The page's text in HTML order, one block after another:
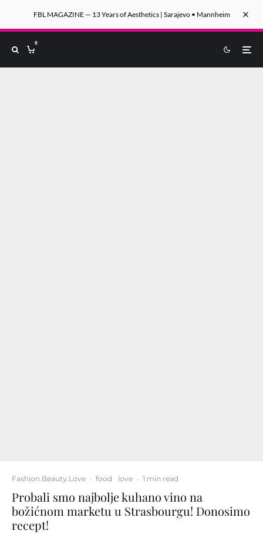
FBL MAGAZINE — 13 Years of Aesthetics | Sarajevo • Mannheim
0
Fashion.Beauty.Love · food love · 1 min read
Probali smo najbolje kuhano vino na
božićnom marketu u Strasbourgu! Donosimo
recept!